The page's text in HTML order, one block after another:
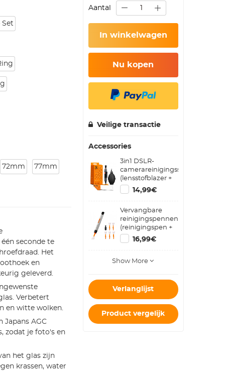
Set
72mm 77mm
seconde te
Het
en
geleverd.
Verbetert
en witte wolken.
Japans AGC
zodat je foto's en
het glas zijn
krassen, water
Aantal
In winkelwagen
Nu kopen
Veilige transactie
Accessories
3in1 DSLR-
camerareinigingsset
(lensstofblazer +
reinigingspen +
macrovezelreinigingsdoekje)
14,99€
Vervangbare
reinigingspennenset
(reinigingspen +
siliconen kop +
APS-C
16,99€
Show More
Verlanglijst
Product vergelijk